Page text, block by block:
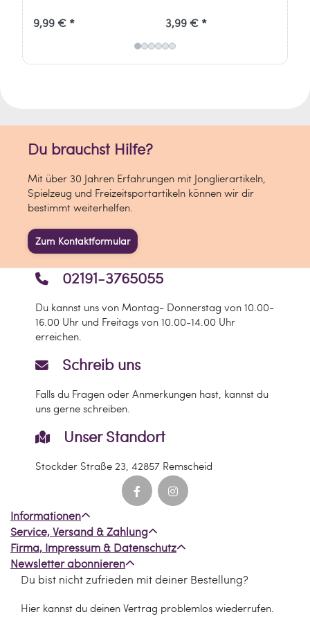
GmbH
In den Kuhwiesen 10
9,99 € * 3,99 € *
Du brauchst Hilfe?
Mit über 30 Jahren Erfahrungen mit Jonglierartikeln,
Spielzeug und Freizeitsportartikeln können wir dir
bestimmt weiterhelfen.
Zum Kontaktformular
Schreib uns
Falls du Fragen oder Anmerkungen hast, kannst du
uns gerne schreiben.
02191-3765055
Du kannst uns von Montag- Donnerstag von 10.00-
16.00 Uhr und Freitags von 10.00-14.00 Uhr
erreichen.
Unser Standort
Stockder Straße 23, 42857 Remscheid
Informationen
Service, Versand & Zahlung
Firma, Impressum & Datenschutz
Newsletter abonnieren
Du bist nicht zufrieden mit deiner Bestellung?
Hier kannst du deinen Vertrag problemlos wiederrufen.